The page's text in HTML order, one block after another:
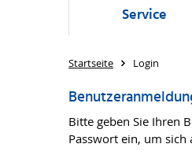
Service
Startseite Login
Bitte geben Sie Ihren
Passwort ein, um sich